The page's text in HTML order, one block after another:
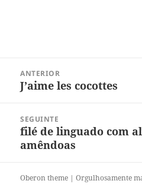
ANTERIOR
Post
J’aime les cocottes
SEGUINTE
Próximo
post:
filé de linguado com
amêndoas
Oberon theme |Orgulhosamente